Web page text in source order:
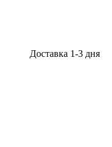
Доставка 1-3 дня